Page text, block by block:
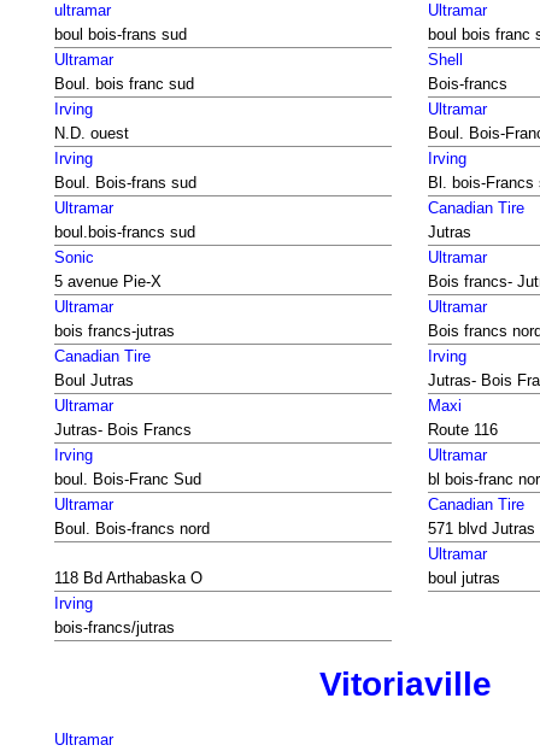
ultramar
boul bois-frans sud
Ultramar
boul bois franc
Ultramar
Boul. bois franc sud
Shell
Bois-francs
Irving
N.D. ouest
Ultramar
Boul. Bois-
Irving
Boul. Bois-frans sud
Irving
Bl. bois-Francs
Ultramar
boul.bois-francs sud
Canadian Tire
Jutras
Sonic
5 avenue Pie-X
Ultramar
Bois francs-
Ultramar
bois francs-jutras
Ultramar
Bois francs
Canadian Tire
Boul Jutras
Irving
Jutras- Bois
Ultramar
Jutras- Bois Francs
Maxi
Route 116
Irving
boul. Bois-Franc Sud
Ultramar
bl bois-franc
Ultramar
Boul. Bois-francs nord
Canadian Tire
571 blvd Jutras
118 Bd Arthabaska O
Ultramar
boul jutras
Irving
bois-francs/jutras
Vitoriaville
Ultramar